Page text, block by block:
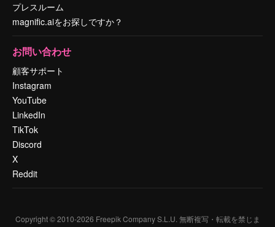
プレスルーム
magnific.aiをお探しですか？
お問い合わせ
顧客サポート
Instagram
YouTube
LinkedIn
TikTok
Discord
X
Reddit
Copyright © 2010-2026 Freepik Company S.L.U. 無断複写・転載を禁じま